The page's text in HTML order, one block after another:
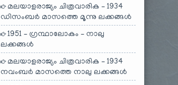
മലയാളരാജ്യം ചിത്രവാരിക – 1934
ഡിസംബർ മാസത്തെ മൂന്നു ലക്കങ്ങൾ
1951 – ഗ്രന്ഥാലോകം – നാലു
ലക്കങ്ങൾ
മലയാളരാജ്യം ചിത്രവാരിക – 1934
നവംബർ മാസത്തെ നാലു ലക്കങ്ങൾ